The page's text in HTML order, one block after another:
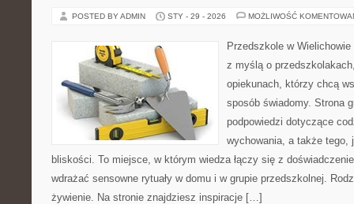
POSTED BY ADMIN STY - 29 - 2026 MOŻLIWOŚĆ
Przedszkole w
z myślą o
opiekunach, którzy chcą
sposób świadomy. Strona
podpowiedzi dotyczące
wychowania, a także tego,
bliskości. To miejsce, w którym wiedza łączy się z
wdrażać sensowne rytuały w domu i w grupie przedszkolnej.
żywienie. Na stronie znajdziesz inspiracje […]